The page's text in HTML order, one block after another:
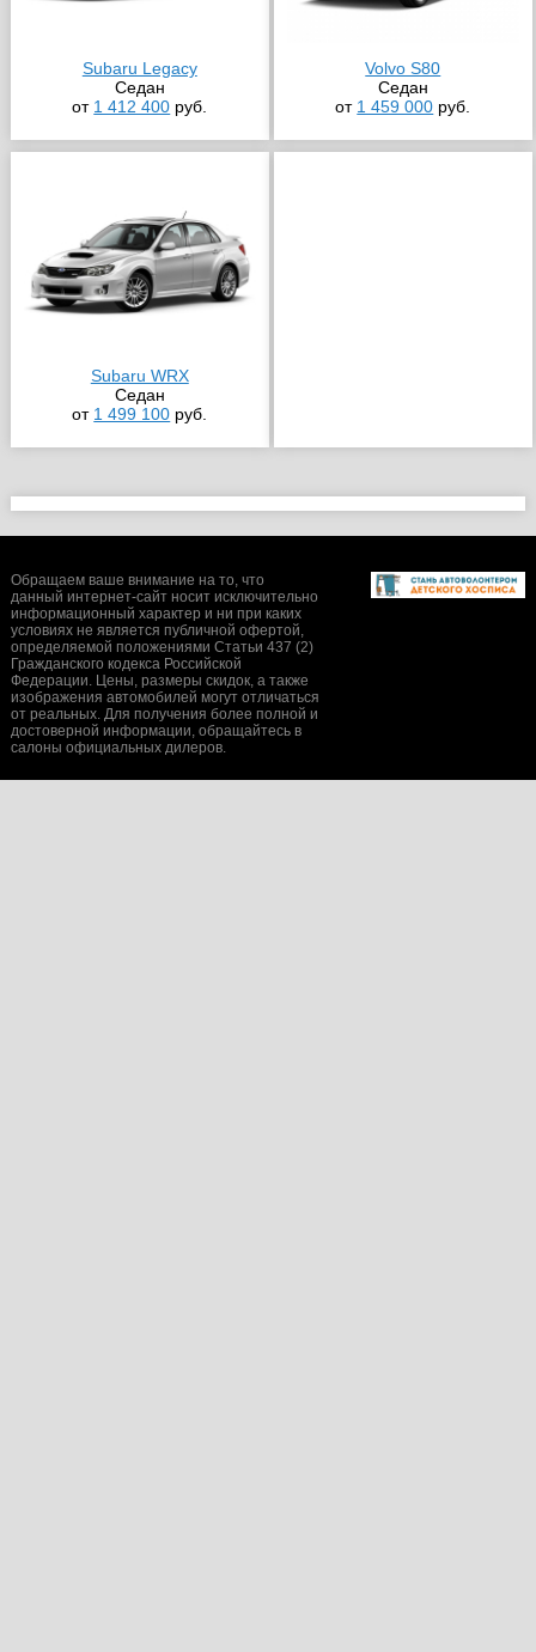
Subaru Legacy
Седан
от 1 412 400 руб.
Volvo S80
Седан
от 1 459 000 руб.
Subaru WRX
Седан
от 1 499 100 руб.
Обращаем ваше внимание на то, что
данный интернет-сайт носит исключительно
информационный характер и ни при каких
условиях не является публичной офертой,
определяемой положениями Статьи 437 (2)
Гражданского кодекса Российской
Федерации. Цены, размеры скидок, а также
изображения автомобилей могут отличаться
от реальных. Для получения более полной и
достоверной информации, обращайтесь в
салоны официальных дилеров.